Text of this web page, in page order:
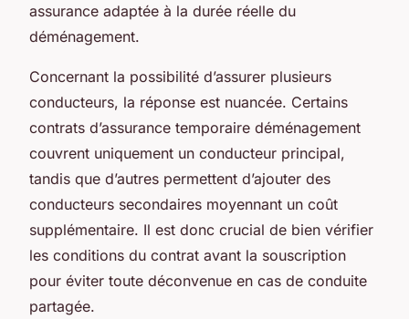
assurance adaptée à la durée réelle du
déménagement.
Concernant la possibilité d’assurer plusieurs
conducteurs, la réponse est nuancée. Certains
contrats d’assurance temporaire déménagement
couvrent uniquement un conducteur principal,
tandis que d’autres permettent d’ajouter des
conducteurs secondaires moyennant un coût
supplémentaire. Il est donc crucial de bien vérifier
les conditions du contrat avant la souscription
pour éviter toute déconvenue en cas de conduite
partagée.